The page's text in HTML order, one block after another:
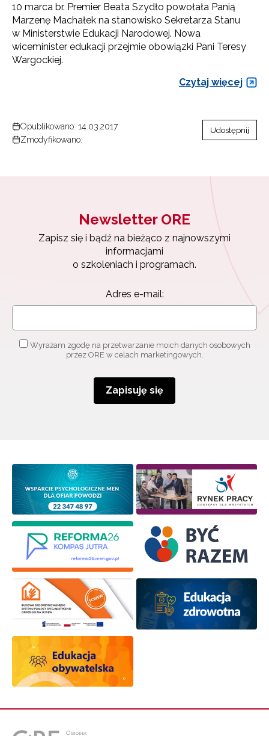
10 marca br. Premier Beata Szydło powołała Panią
Marzenę Machałek na stanowisko Sekretarza Stanu
w Ministerstwie Edukacji Narodowej. Nowa
wiceminister edukacji przejmie obowiązki Pani Teresy
Wargockiej.
Czytaj więcej
Opublikowano: 14.03.2017
Zmodyfikowano:
Udostępnij
Newsletter ORE
Zapisz się i bądź na bieżąco z najnowszymi
informacjami
o szkoleniach i programach.
Adres e-mail:
Wyrażam zgodę na przetwarzanie moich danych osobowych
przez ORE w celach marketingowych.
Zapisuję się